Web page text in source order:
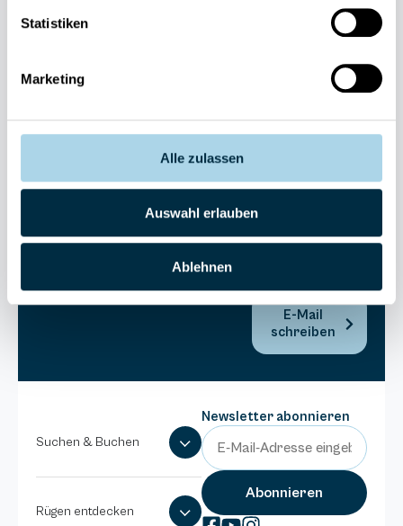
Statistiken
Marketing
Alle zulassen
Auswahl erlauben
Ablehnen
Fragen und Wünsche?
173980
Binzer
E-Mail
schreiben
Suchen & Buchen
Rügen entdecken
Newsletter abonnieren